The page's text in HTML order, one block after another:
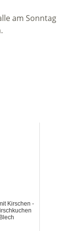
am Sonntag
Kirschen -